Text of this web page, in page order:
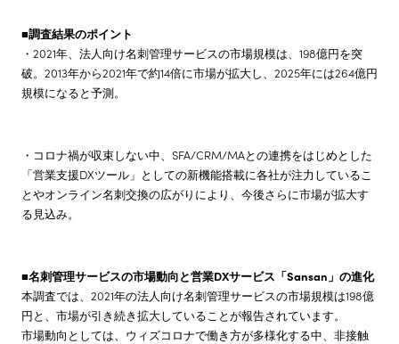
■調査結果のポイント
・2021年、法人向け名刺管理サービスの市場規模は、198億円を突
破。2013年から2021年で約14倍に市場が拡大し、2025年には264億円
規模になると予測。
・コロナ禍が収束しない中、SFA/CRM/MAとの連携をはじめとした
「営業支援DXツール」としての新機能搭載に各社が注力しているこ
とやオンライン名刺交換の広がりにより、今後さらに市場が拡大す
る見込み。
■名刺管理サービスの市場動向と営業DXサービス「Sansan」の進化
本調査では、2021年の法人向け名刺管理サービスの市場規模は198億
円と、市場が引き続き拡大していることが報告されています。
市場動向としては、ウィズコロナで働き方が多様化する中、非接触